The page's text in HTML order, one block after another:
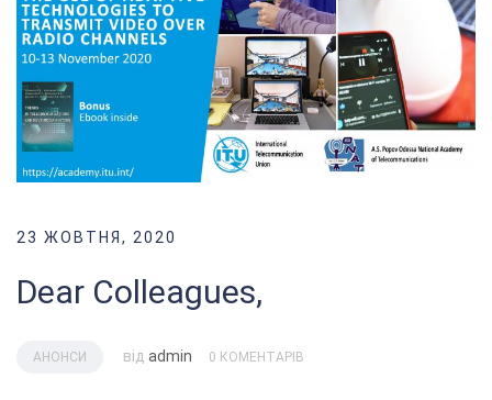
23 ЖОВТНЯ, 2020
Dear Colleagues,
АНОНСИ від admin 0 КОМЕНТАРІВ